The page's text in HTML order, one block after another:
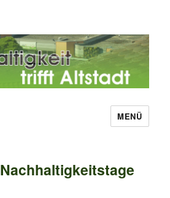
MENÜ
Nachhaltigkeitstage